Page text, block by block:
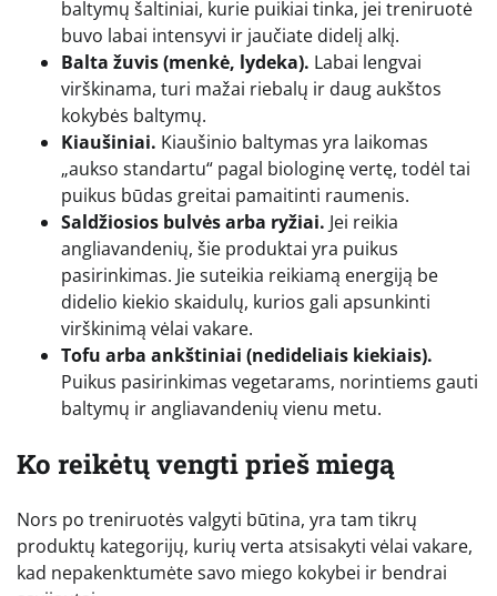
baltymų šaltiniai, kurie puikiai tinka, jei treniruotė
buvo labai intensyvi ir jaučiate didelį alkį.
Balta žuvis (menkė, lydeka). Labai lengvai
virškinama, turi mažai riebalų ir daug aukštos
kokybės baltymų.
Kiaušiniai. Kiaušinio baltymas yra laikomas
„aukso standartu“ pagal biologinę vertę, todėl tai
puikus būdas greitai pamaitinti raumenis.
Saldžiosios bulvės arba ryžiai. Jei reikia
angliavandenių, šie produktai yra puikus
pasirinkimas. Jie suteikia reikiamą energiją be
didelio kiekio skaidulų, kurios gali apsunkinti
virškinimą vėlai vakare.
Tofu arba ankštiniai (nedideliais kiekiais).
Puikus pasirinkimas vegetarams, norintiems gauti
baltymų ir angliavandenių vienu metu.
Ko reikėtų vengti prieš miegą
Nors po treniruotės valgyti būtina, yra tam tikrų
produktų kategorijų, kurių verta atsisakyti vėlai vakare,
kad nepakenktumėte savo miego kokybei ir bendrai